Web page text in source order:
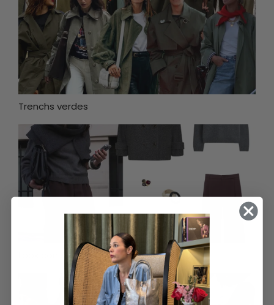
Trenchs verdes
Look con Adidas Samba y Coco negro